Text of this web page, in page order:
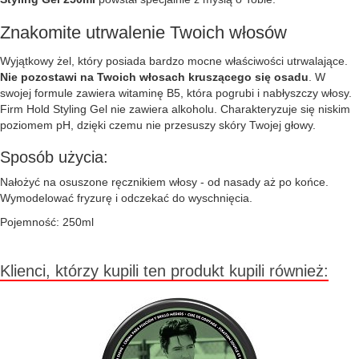
Znakomite utrwalenie Twoich włosów
Wyjątkowy żel, który posiada bardzo mocne właściwości utrwalające.
Nie pozostawi na Twoich włosach kruszącego się osadu . W
swojej formule zawiera witaminę B5, która pogrubi i nabłyszczy włosy.
Firm Hold Styling Gel nie zawiera alkoholu. Charakteryzuje się niskim
poziomem pH, dzięki czemu nie przesuszy skóry Twojej głowy.
Sposób użycia:
Nałożyć na osuszone ręcznikiem włosy - od nasady aż po końce.
Wymodelować fryzurę i odczekać do wyschnięcia.
Pojemność: 250ml
Klienci, którzy kupili ten produkt kupili również: